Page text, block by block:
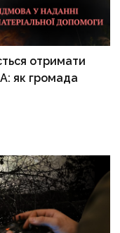
отримати
як громада